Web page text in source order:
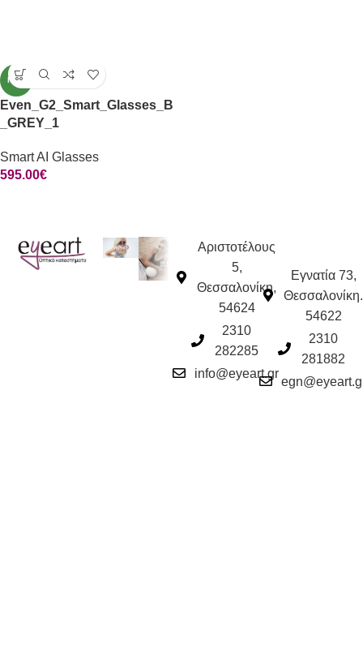
ΝΈΟ
Even_G2_Smart_Glasses_B
_GREY_1
Smart AI Glasses
595.00€
Αριστοτέλους
5,
Θεσσαλονίκη,
54624
2310
282285
info@eyeart.gr
Εγνατία 73,
Θεσσαλονίκη.
54622
2310
281882